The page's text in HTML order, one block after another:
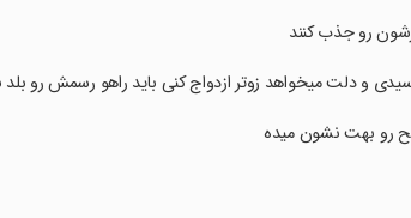
رو جذب کنند
و دلت میخواهد زوتر ازدواج کنی باید راهو رسمش رو
رو بهت نشون میده